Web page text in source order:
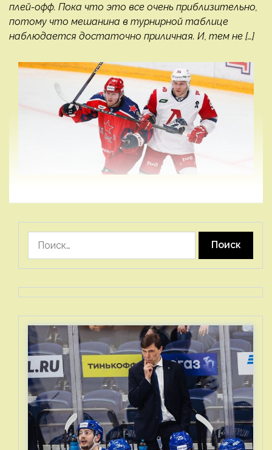
плей-офф. Пока что это все очень приблизительно,
потому что мешанина в турнирной таблице
наблюдается достаточно приличная. И, тем не […]